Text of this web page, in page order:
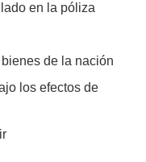
en la póliza
de la nación
los efectos de